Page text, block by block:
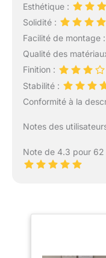
Esthétique :
Solidité :
Facilité de montage :
Qualité des
Finition :
Stabilité :
Conformité à la
Notes des
Note de 4.3 pour 62